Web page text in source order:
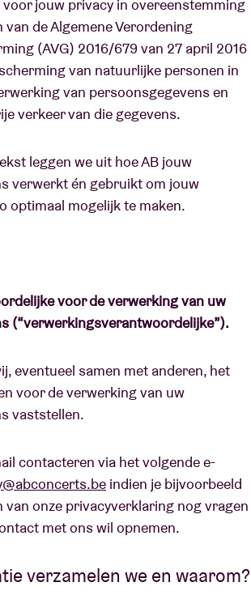
jouw privacy in overeenstemming
van de Algemene Verordening
(AVG) 2016/679 van 27 april 2016
van natuurlijke personen in
van persoonsgegevens en
verkeer van die gegevens.
leggen we uit hoe AB jouw
verwerkt én gebruikt om jouw
optimaal mogelijk te maken.
voor de verwerking van uw
(“verwerkingsverantwoordelijke”).
eventueel samen met anderen, het
voor de verwerking van uw
vaststellen.
contacteren via het volgende e-
indien je bijvoorbeeld
van onze privacyverklaring nog vragen
met ons wil opnemen.
verzamelen we en waarom?